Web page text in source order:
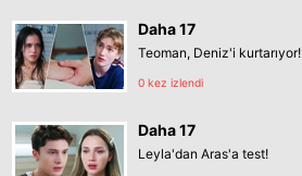
Daha 17
Teoman, Deniz'i kurtarıyor!
0 kez izlendi
Daha 17
Leyla'dan Aras'a test!